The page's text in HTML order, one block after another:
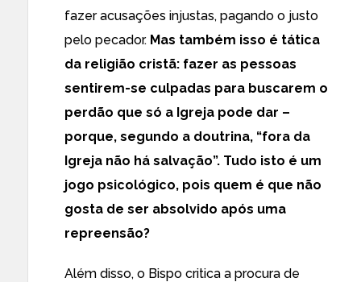
fazer acusações injustas, pagando o justo
pelo pecador. Mas também isso é tática
da religião cristã: fazer as pessoas
sentirem-se culpadas para buscarem o
perdão que só a Igreja pode dar –
porque, segundo a doutrina, “fora da
Igreja não há salvação”. Tudo isto é um
jogo psicológico, pois quem é que não
gosta de ser absolvido após uma
repreensão?
Além disso, o Bispo critica a procura de